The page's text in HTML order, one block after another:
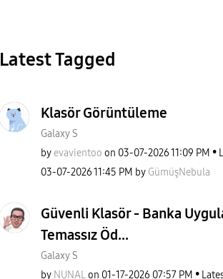
Latest Tagged
Klasör Görüntüleme
Galaxy S
by evavientoo on ‎03-07-202611:09 PM
‎03-07-202611:45 PM by GümüşNebula
Güvenli Klasör - Banka
Temassız Öd...
Galaxy S
by NUNAL on ‎01-17-2026 07:57 PM